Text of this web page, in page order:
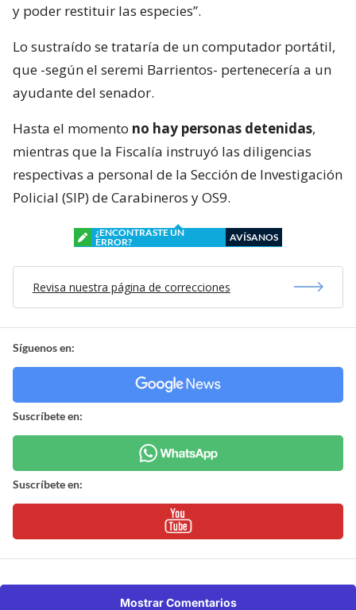
y poder restituir las especies”.
Lo sustraído se trataría de un computador portátil,
que -según el seremi Barrientos- pertenecería a un
ayudante del senador.
Hasta el momento no hay personas detenidas,
mientras que la Fiscalía instruyó las diligencias
respectivas a personal de la Sección de Investigación
Policial (SIP) de Carabineros y OS9.
¿ENCONTRASTE UN
ERROR?
AVÍSANOS
Revisa nuestra página de correcciones
Síguenos en:
Suscríbete en:
Suscríbete en:
Mostrar Comentarios